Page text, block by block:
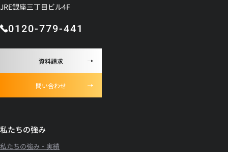
JRE銀座三丁目ビル4F
0120-779-441
資料請求
問い合わせ
私たちの強み
私たちの強み・実績